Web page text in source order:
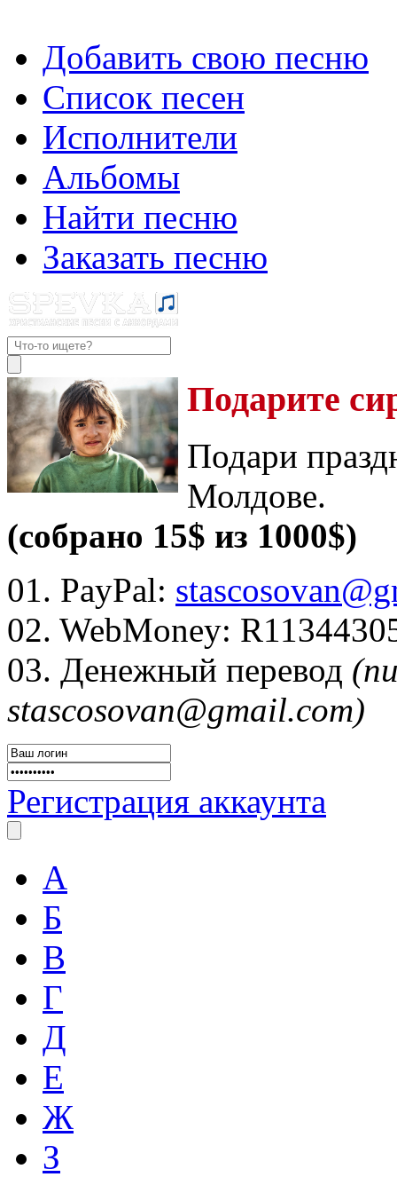
Добавить свою песню
Список песен
Исполнители
Альбомы
Найти песню
Заказать песню
Подарите
Подари
Молдове.
(собрано 15$ из 1000$)
01. PayPal:
02. WebMoney:
03. Денежный перевод
stascosovan@gmail.com)
Регистрация аккаунта
А
Б
В
Г
Д
Е
Ж
З